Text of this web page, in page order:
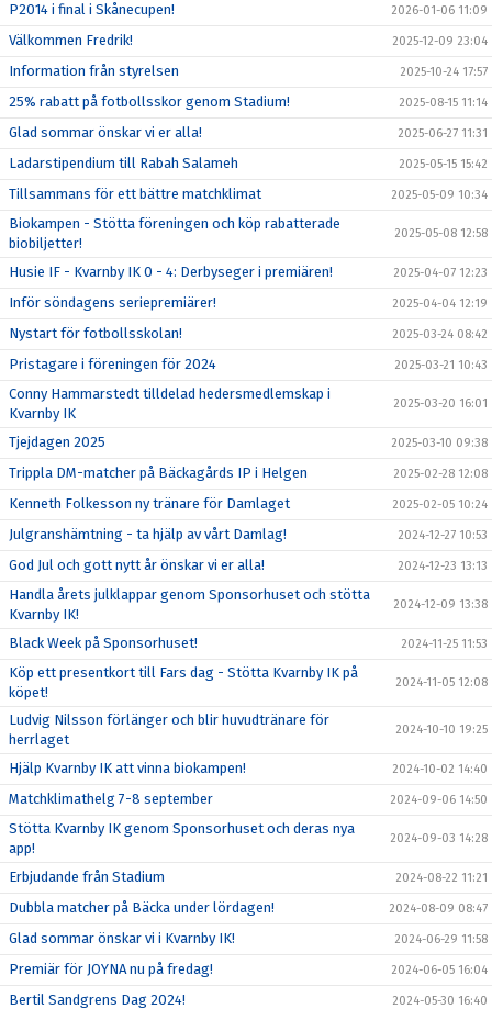
P2014 i final i Skånecupen! 2026-01-06 11:09
Välkommen Fredrik! 2025-12-09 23:04
Information från styrelsen 2025-10-24 17:57
25% rabatt på fotbollsskor genom Stadium! 2025-08-15 11:14
Glad sommar önskar vi er alla! 2025-06-27 11:31
Ladarstipendium till Rabah Salameh 2025-05-15 15:42
Tillsammans för ett bättre matchklimat 2025-05-09 10:34
Biokampen - Stötta föreningen och köp rabatterade
biobiljetter!
2025-05-08 12:58
Husie IF - Kvarnby IK 0 - 4: Derbyseger i premiären! 2025-04-07 12:23
Inför söndagens seriepremiärer! 2025-04-04 12:19
Nystart för fotbollsskolan! 2025-03-24 08:42
Pristagare i föreningen för 2024 2025-03-21 10:43
Conny Hammarstedt tilldelad hedersmedlemskap i
Kvarnby IK
2025-03-20 16:01
Tjejdagen 2025 2025-03-10 09:38
Trippla DM-matcher på Bäckagårds IP i Helgen 2025-02-28 12:08
Kenneth Folkesson ny tränare för Damlaget 2025-02-05 10:24
Julgranshämtning - ta hjälp av vårt Damlag! 2024-12-27 10:53
God Jul och gott nytt år önskar vi er alla! 2024-12-23 13:13
Handla årets julklappar genom Sponsorhuset och stötta
Kvarnby IK!
2024-12-09 13:38
Black Week på Sponsorhuset! 2024-11-25 11:53
Köp ett presentkort till Fars dag - Stötta Kvarnby IK på
köpet!
2024-11-05 12:08
Ludvig Nilsson förlänger och blir huvudtränare för
herrlaget
2024-10-10 19:25
Hjälp Kvarnby IK att vinna biokampen! 2024-10-02 14:40
Matchklimathelg 7-8 september 2024-09-06 14:50
Stötta Kvarnby IK genom Sponsorhuset och deras nya
app!
2024-09-03 14:28
Erbjudande från Stadium 2024-08-22 11:21
Dubbla matcher på Bäcka under lördagen! 2024-08-09 08:47
Glad sommar önskar vi i Kvarnby IK! 2024-06-29 11:58
Premiär för JOYNA nu på fredag! 2024-06-05 16:04
Bertil Sandgrens Dag 2024! 2024-05-30 16:40